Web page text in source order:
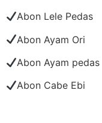
Abon Lele Pedas
Abon Ayam Ori
Abon Ayam pedas
Abon Cabe Ebi